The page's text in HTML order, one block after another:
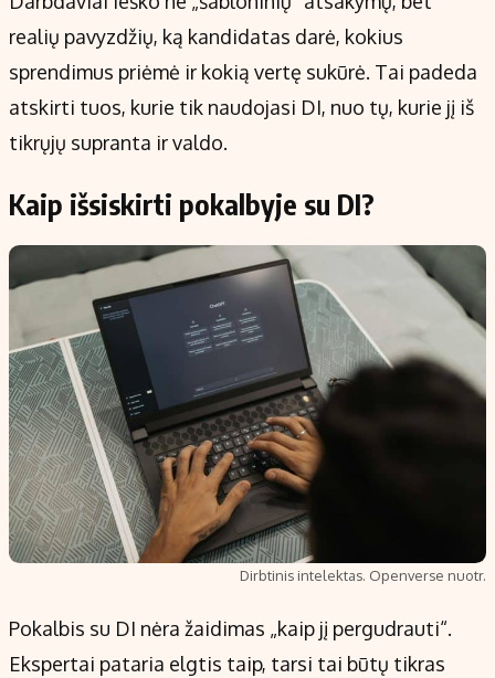
realių pavyzdžių, ką kandidatas darė, kokius
sprendimus priėmė ir kokią vertę sukūrė. Tai padeda
atskirti tuos, kurie tik naudojasi DI, nuo tų, kurie jį iš
tikrųjų supranta ir valdo.
Kaip išsiskirti pokalbyje su DI?
Dirbtinis intelektas. Openverse nuotr.
Pokalbis su DI nėra žaidimas „kaip jį pergudrauti“.
Ekspertai pataria elgtis taip, tarsi tai būtų tikras